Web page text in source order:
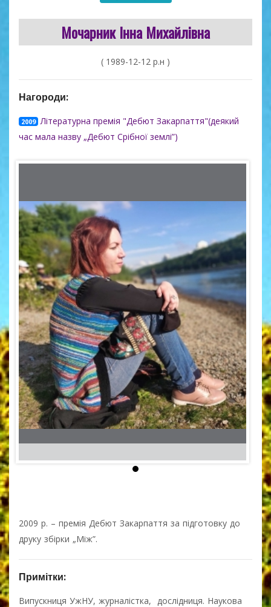
Мочарник Інна Михайлівна
( 1989-12-12 р.н )
Нагороди:
2009
Літературна премія "Дебют Закарпаття"(деякий
час мала назву „Дебют Срібної землі”)
2009 р. – премія Дебют Закарпаття за підготовку до
друку збірки „Між”.
Примітки:
Випускниця УжНУ, журналістка, дослідниця. Наукова